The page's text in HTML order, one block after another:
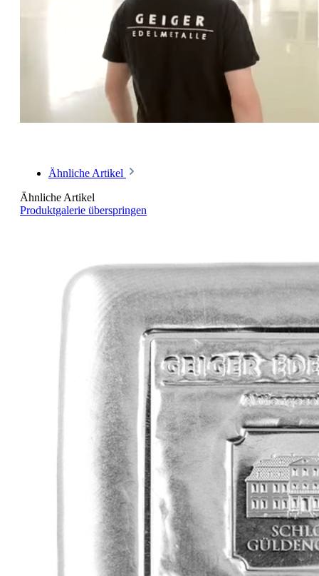
Ähnliche Artikel
Ähnliche Artikel
Produktgalerie überspringen